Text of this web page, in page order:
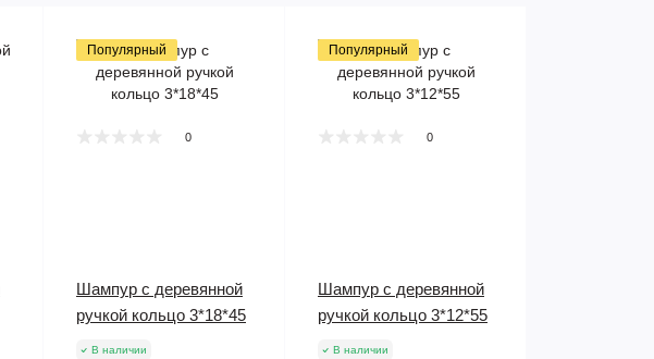
Популярный
0
Шампур с деревянной
ручкой кольцо 3*18*45
В наличии
Популярный
0
Шампур с деревянной
ручкой кольцо 3*12*55
В наличии